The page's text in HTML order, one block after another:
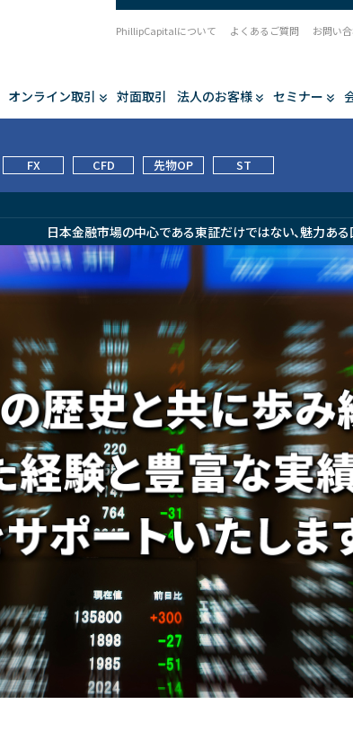
オンライン取引 対面取引 法人のお客様 セミナー
PhillipCapitalについて よくあるご質問
お問い
FX CFD 先物OP ST
日本金融市場の中心である東証だけではない、魅力あ